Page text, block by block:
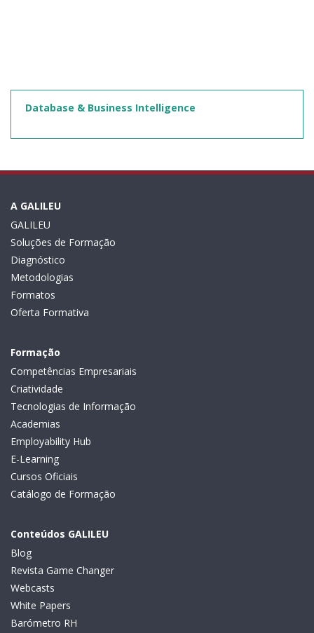
Database & Business Intelligence
A GALILEU
GALILEU
Soluções de Formação
Diagnóstico
Metodologias
Formatos
Oferta Formativa
Formação
Competências Empresariais
Criatividade
Tecnologias de Informação
Academias
Employability Hub
E-Learning
Cursos Oficiais
Catálogo de Formação
Conteúdos GALILEU
Blog
Revista Game Changer
Webcasts
White Papers
Barómetro RH